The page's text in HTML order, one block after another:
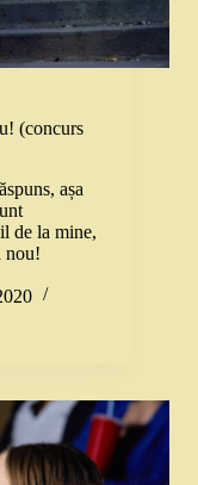
(concurs
așa
de la mine,
nou!